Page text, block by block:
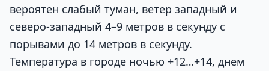
вероятен слабый туман, ветер западный и
северо-западный 4–9 метров в секунду с
порывами до 14 метров в секунду.
Температура в городе ночью +12…+14, днем